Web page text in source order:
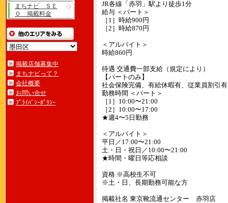
まちナビ ＳＥ
Ｏ 掲載料金
掲載店舗募集中
まちナビって？
会社概要
お問い合せ
ﾌﾟﾗｲﾊﾞｼｰﾎﾟﾘｼｰ
JR各線「赤羽」駅より徒歩1分
給与 ＜パート＞
［1］時給900円
［2］時給870円
＜アルバイト＞
時給860円
待遇 交通費一部支給（規定により）
【パートのみ】
社会保険完備、有給休暇有、従業員割引有
勤務時間 ＜パート＞
［1］10:00〜21:00
［2］10:00〜17:00
★週4〜5日勤務
＜アルバイト＞
平日／17:00〜21:00
土・日・祝日／10:00〜21:00
★時間・曜日等応相談
資格 ※高校生不可
※土・日、長期勤務可能な方
掲載社名 東京靴流通センター 赤羽店